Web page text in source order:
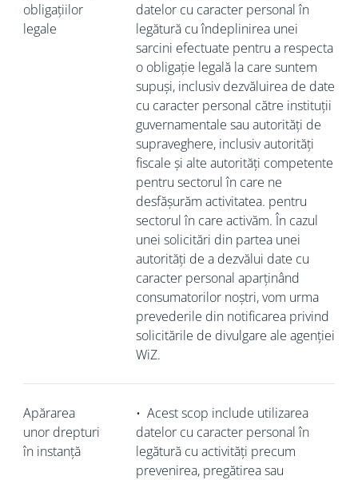
obligațiilor
legale
datelor cu caracter personal în
legătură cu îndeplinirea unei
sarcini efectuate pentru a respecta
o obligație legală la care suntem
supuși, inclusiv dezvăluirea de date
cu caracter personal către instituții
guvernamentale sau autorități de
supraveghere, inclusiv autorități
fiscale și alte autorități competente
pentru sectorul în care ne
desfășurăm activitatea. pentru
sectorul în care activăm. În cazul
unei solicitări din partea unei
autorități de a dezvălui date cu
caracter personal aparținând
consumatorilor noștri, vom urma
prevederile din notificarea privind
solicitările de divulgare ale agenției
WiZ.
Apărarea
unor drepturi
în instanță
• Acest scop include utilizarea
datelor cu caracter personal în
legătură cu activități precum
prevenirea, pregătirea sau